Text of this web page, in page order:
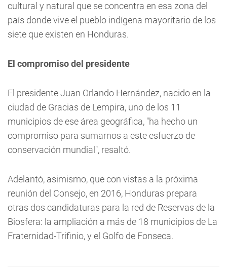
cultural y natural que se concentra en esa zona del
país donde vive el pueblo indígena mayoritario de los
siete que existen en Honduras.
El compromiso del presidente
El presidente Juan Orlando Hernández, nacido en la
ciudad de Gracias de Lempira, uno de los 11
municipios de ese área geográfica, "ha hecho un
compromiso para sumarnos a este esfuerzo de
conservación mundial", resaltó.
Adelantó, asimismo, que con vistas a la próxima
reunión del Consejo, en 2016, Honduras prepara
otras dos candidaturas para la red de Reservas de la
Biosfera: la ampliación a más de 18 municipios de La
Fraternidad-Trifinio, y el Golfo de Fonseca.